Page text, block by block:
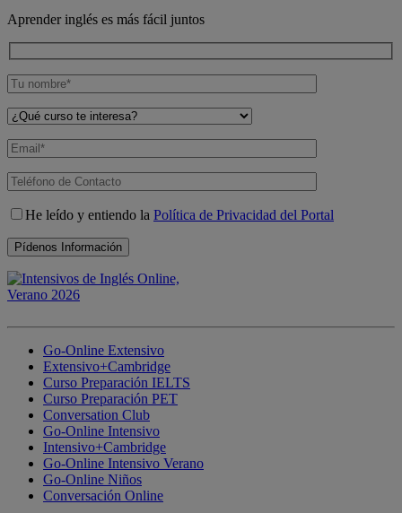
Aprender inglés es más fácil juntos
He leído y entiendo la Política de Privacidad del Portal
Go-Online Extensivo
Extensivo+Cambridge
Curso Preparación IELTS
Curso Preparación PET
Conversation Club
Go-Online Intensivo
Intensivo+Cambridge
Go-Online Intensivo Verano
Go-Online Niños
Conversación Online